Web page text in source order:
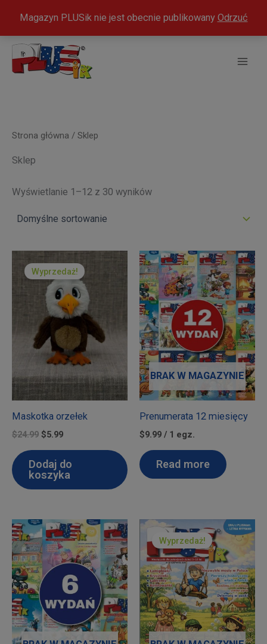
Magazyn PLUSik nie jest obecnie publikowany Odrzuć
Przejdź
treści
Strona główna / Sklep
Sklep
Wyświetlanie 1–12 z 30 wyników
Wyprzedaż!
Maskotka orzełek
$24.99 Pierwotna
$24.99.
$5.99Aktualna
$5.99.
Dodaj do
koszyka
BRAK W MAGAZYNIE
Prenumerata 12 miesięcy
$9.99 / 1 egz.
Read more
Wyprzedaż!